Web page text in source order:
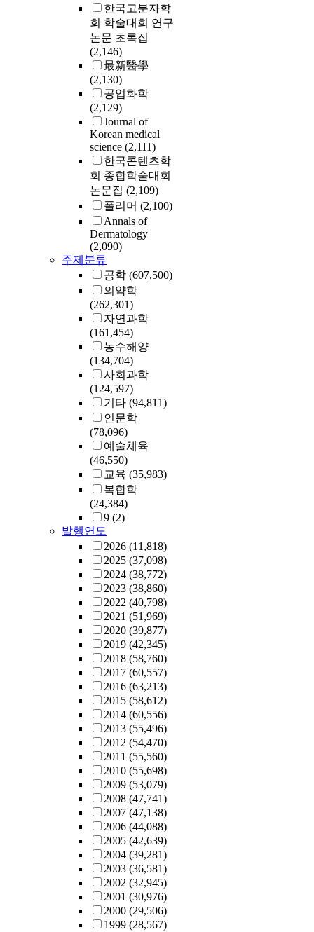
한국고분자학
회 학술대회 연구
논문 초록집
(2,146)
最新醫學
(2,130)
공업화학
(2,129)
Journal of
Korean medical
science (2,111)
한국콘텐츠학
회 종합학술대회
논문집 (2,109)
폴리머 (2,100)
Annals of
Dermatology
(2,090)
주제분류
공학 (607,500)
의약학
(262,301)
자연과학
(161,454)
농수해양
(134,704)
사회과학
(124,597)
기타 (94,811)
인문학
(78,096)
예술체육
(46,550)
교육 (35,983)
복합학
(24,384)
9 (2)
발행연도
2026 (11,818)
2025 (37,098)
2024 (38,772)
2023 (38,860)
2022 (40,798)
2021 (51,969)
2020 (39,877)
2019 (42,345)
2018 (58,760)
2017 (60,557)
2016 (63,213)
2015 (58,612)
2014 (60,556)
2013 (55,496)
2012 (54,470)
2011 (55,560)
2010 (55,698)
2009 (53,079)
2008 (47,741)
2007 (47,138)
2006 (44,088)
2005 (42,639)
2004 (39,281)
2003 (36,581)
2002 (32,945)
2001 (30,976)
2000 (29,506)
1999 (28,567)